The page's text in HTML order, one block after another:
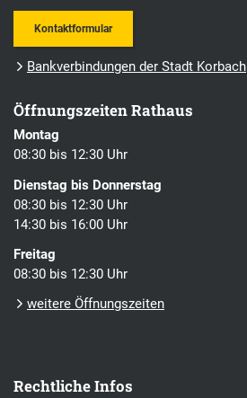
Kontaktformular
Bankverbindungen der Stadt Korbach
Öffnungszeiten Rathaus
Montag
08:30 bis 12:30 Uhr
Dienstag bis Donnerstag
08:30 bis 12:30 Uhr
14:30 bis 16:00 Uhr
Freitag
08:30 bis 12:30 Uhr
weitere Öffnungszeiten
Rechtliche Infos